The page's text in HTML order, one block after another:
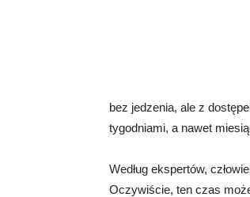
bez jedzenia, ale z
tygodniami, a nawet
Według ekspertów,
Oczywiście, ten czas